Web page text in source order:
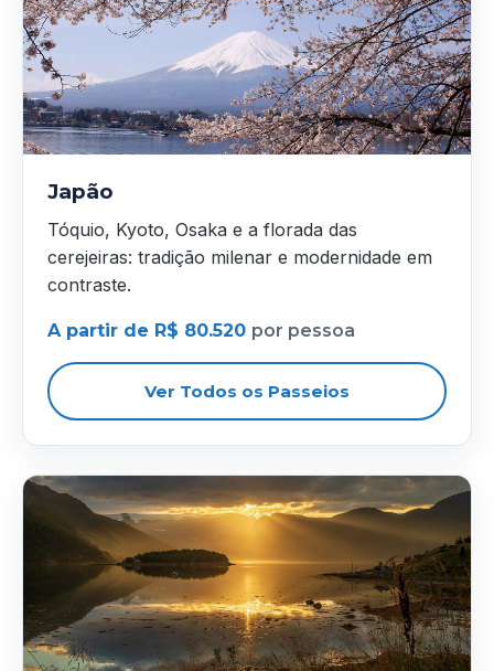
Japão
Tóquio, Kyoto, Osaka e a florada das
cerejeiras: tradição milenar e modernidade em
contraste.
A partir de R$ 80.520 por pessoa
Ver Todos os Passeios